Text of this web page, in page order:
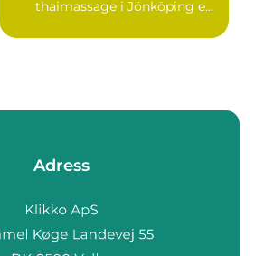
thaimassage i Jönköping e...
Adress